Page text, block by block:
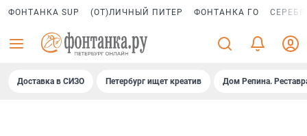
ФОНТАНКА SUP (ОТ)ЛИЧНЫЙ ПИТЕР ФОНТАНКА ГО
Доставка в СИЗО Петербург ищет креатив Дом Репина.